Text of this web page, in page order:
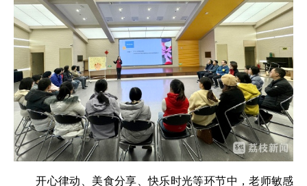
开心律动、美食分享、快乐时光等环节中，老师敏感